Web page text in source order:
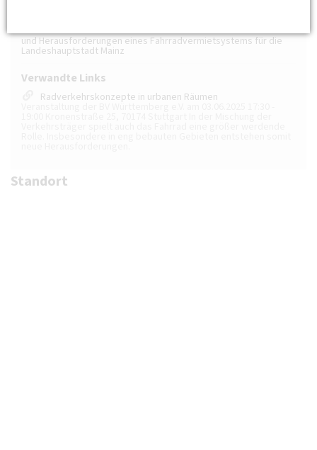
und Herausforderungen eines Fahrradvermietsystems für die
Landeshauptstadt Mainz
Verwandte Links
Radverkehrskonzepte in urbanen Räumen
Standort